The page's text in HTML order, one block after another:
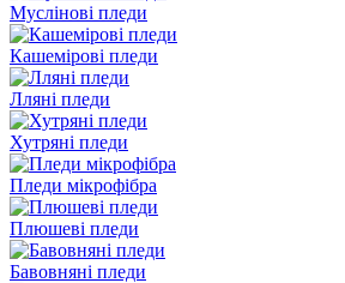
Муслінові пледи
Кашемірові пледи
Лляні пледи
Хутряні пледи
Пледи мікрофібра
Плюшеві пледи
Бавовняні пледи